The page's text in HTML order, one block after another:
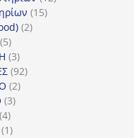
1515
22
55
προϊόντα
33
προϊόντα
9292
22
33
44
προϊόντα
11